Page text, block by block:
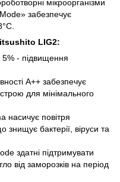
мікроорганізми
забезпечує
LIG2:
- підвищення
А++ забезпечує
для мінімального
насичує повітря
бактерії, віруси та
здатні підтримувати
від заморозків на період